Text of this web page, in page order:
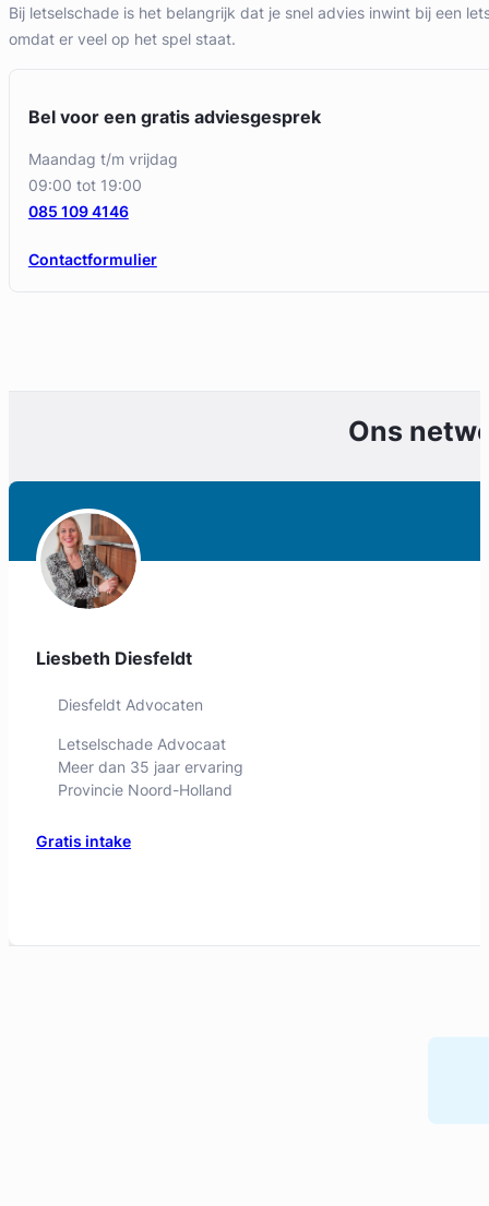
Bij letselschade is het belangrijk dat je snel advies inwint bij een
omdat er veel op het spel staat.
Bel voor een gratis adviesgesprek
maandag t/m vrijdag
09:00 tot 19:00
Contactformulier
085 109 4146
Ons
Liesbeth Diesfeldt
Diesfeldt Advocaten
Letselschade Advocaat
Meer dan 35 jaar ervaring
Provincie Noord-Holland
Gratis intake